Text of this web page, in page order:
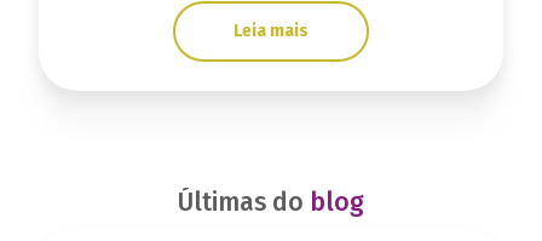
Leia mais
Últimas do blog